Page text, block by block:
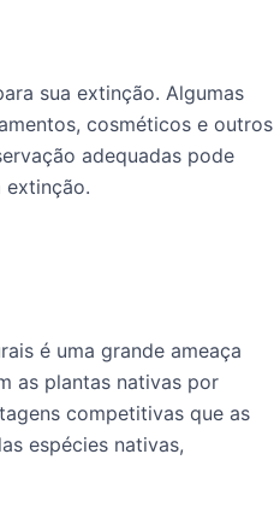
sua extinção. Algumas
cosméticos e outros
adequadas pode
extinção.
é uma grande ameaça
as plantas nativas por
competitivas que as
espécies nativas,